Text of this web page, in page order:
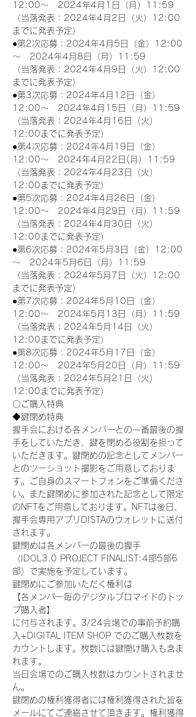
12:00～　2024年4月1日（月）11:59
（当落発表：2024年4月2日（火）12:00
までに発表予定）
●第2次応募：2024年4月5日（金）12:00
～　2024年4月8日（月）11:59
（当落発表：2024年4月9日（火）12:00
までに発表予定）
●第3次応募：2024年4月12日（金）
12:00～　2024年4月15日（月）11:59
（当落発表：2024年4月16日（火）
12:00までに発表予定）
●第4次応募：2024年4月19日（金）
12:00～　2024年4月22日(月）11:59
（当落発表：2024年4月23日（火）
12:00までに発表予定）
●第5次応募：2024年4月26日（金）
12:00～　2024年4月29日（月）11:59
（当落発表：2024年4月30日（火）
12:00までに発表予定）
●第6次応募：2024年5月3日（金）12:00
～　2024年5月6日（月）11:59
（当落発表：2024年5月7日（火）12:00
までに発表予定）
●第7次応募：2024年5月10日（金）
12:00～　2024年5月13日（月）11:59
（当落発表：2024年5月14日（火）
12:00までに発表予定）
●第8次応募：2024年5月17日（金）
12:00～　2024年5月20日（月）11:59
（当落発表：2024年5月21日（火）
12:00までに発表予定）
〇ご購入特典
◆鍵閉め特典
握手会における各メンバーとの一番最後の握
手をしていただき、鍵を閉める役割を担って
いただきます。鍵閉めの記念としてメンバー
とのツーショット撮影をご用意しておりま
す。ご自身のスマートフォンをご準備くださ
い。また鍵閉めに参加された記念として限定
のNFTをご用意しております。NFTは後日、
握手会専用アプリDISTAのウォレットに送付
されます。
鍵閉めは各メンバーの最後の握手
（IDOL3.0 PROJECT FINALIST:4部5部6
部）で実施を予定しています。
鍵閉めにご参加いただく権利は
【各メンバー毎のデジタルブロマイドのトッ
プ購入者】
に付与されます。3/24会場での事前予約購
入+DIGITAL ITEM SHOP でのご購入枚数を
カウントします。枚数には鍵開け購入も含ま
れます。
当日会場でのご購入枚数はカウントされませ
ん。
鍵閉めの権利獲得者には権利獲得された旨を
メールにてご連絡させて頂きます。権利獲得